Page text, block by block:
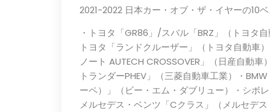
2021-2022 日本カー・オブ・ザ・イヤーの10
・トヨタ「GR86」/スバル「BRZ」（トヨタ
トヨタ「ランドクルーザー」（トヨタ自動車
ノート AUTECH CROSSOVER」（日産自動
トランダーPHEV」（三菱自動車工業）・
ーペ）」（ビー・エム・ダブリュー）・シボ
メルセデス・ベンツ「Cクラス」（メルセデ